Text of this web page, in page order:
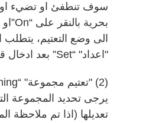
سوف تنطفئ او تضيء او
الى وضع التعتيم،
"اعداد" “Set” بعد ادخال قيمة التعتيم.
يرجى تحديد المجموعة
تعديلها (اذا تم ملاحظة